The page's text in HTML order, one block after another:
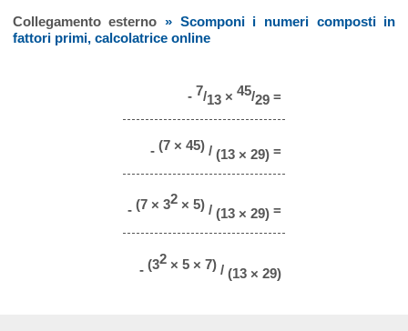
Collegamento esterno» Scomponi i numeri composti in
fattori primi, calcolatrice online
- 7/13× 45/29=
- (7 × 45)/ (13 × 29)=
- (7 × 32× 5)/ (13 × 29)=
- (32× 5 × 7)/ (13 × 29)